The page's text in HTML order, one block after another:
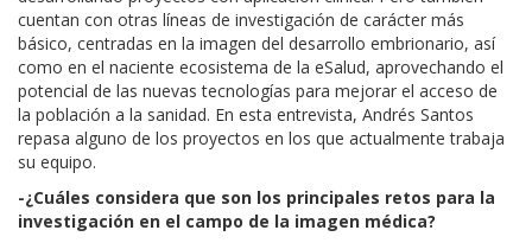
cuentan con otras líneas de investigación de carácter más
básico, centradas en la imagen del desarrollo embrionario, así
como en el naciente ecosistema de la eSalud, aprovechando el
potencial de las nuevas tecnologías para mejorar el acceso de
la población a la sanidad. En esta entrevista, Andrés Santos
repasa alguno de los proyectos en los que actualmente trabaja
su equipo.
-¿Cuáles considera que son los principales retos para la
investigación en el campo de la imagen médica?